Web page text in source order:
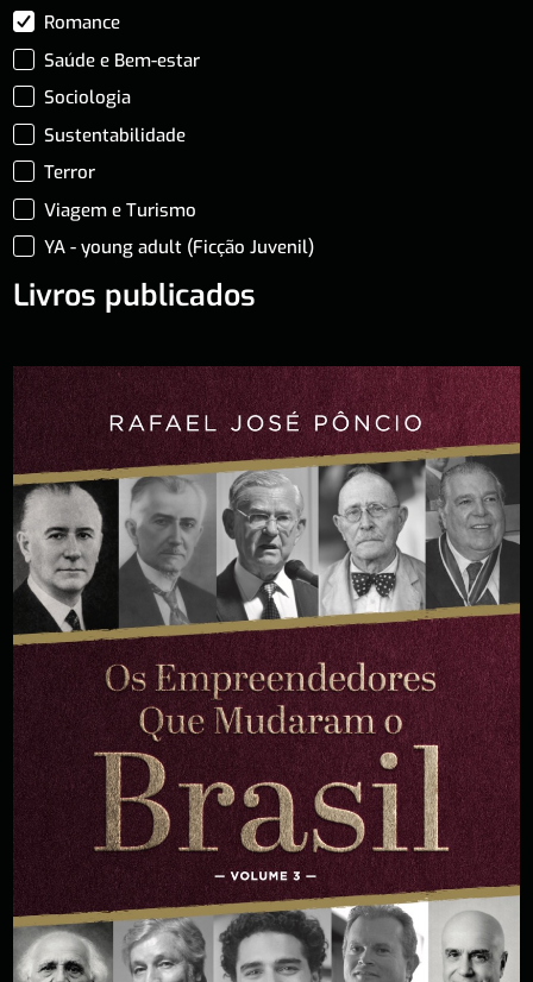
Romance
Saúde e Bem-estar
Sociologia
Sustentabilidade
Terror
Viagem e Turismo
YA - young adult (Ficção Juvenil)
Livros publicados